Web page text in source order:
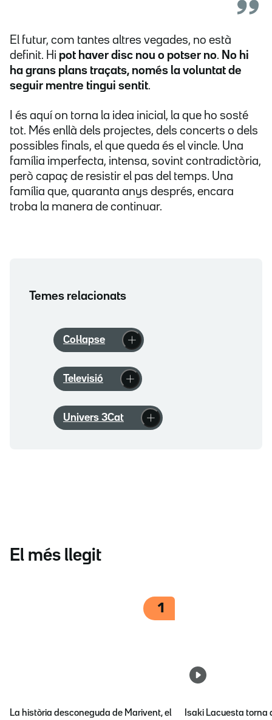
El futur, com tantes altres vegades, no està
definit. Hi pot haver disc nou o potser no. No hi
ha grans plans traçats, només la voluntat de
seguir mentre tingui sentit.
I és aquí on torna la idea inicial, la que ho sosté
tot. Més enllà dels projectes, dels concerts o dels
possibles finals, el que queda és el vincle. Una
família imperfecta, intensa, sovint contradictòria,
però capaç de resistir el pas del temps. Una
família que, quaranta anys després, encara
troba la manera de continuar.
Temes relacionats
Col·lapse
Televisió
Univers 3Cat
El més llegit
1
La història desconeguda de Marivent, el Isaki Lacuesta torna